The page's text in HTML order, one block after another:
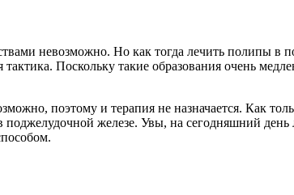
невозможно. Но как тогда лечить полипы в
Поскольку такие образования очень
поэтому и терапия не назначается. Как
железе. Увы, на сегодняшний день